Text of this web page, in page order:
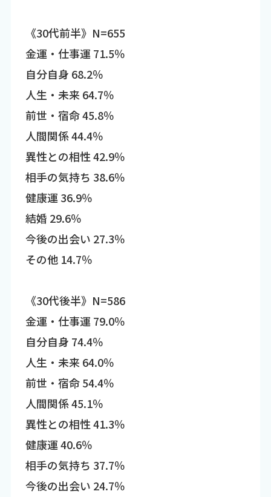
《30代前半》N=655
金運・仕事運 71.5％
自分自身 68.2％
人生・未来 64.7％
前世・宿命 45.8％
人間関係 44.4％
異性との相性 42.9％
相手の気持ち 38.6％
健康運 36.9％
結婚 29.6％
今後の出会い 27.3％
その他 14.7％
《30代後半》N=586
金運・仕事運 79.0％
自分自身 74.4％
人生・未来 64.0％
前世・宿命 54.4％
人間関係 45.1％
異性との相性 41.3％
健康運 40.6％
相手の気持ち 37.7％
今後の出会い 24.7％